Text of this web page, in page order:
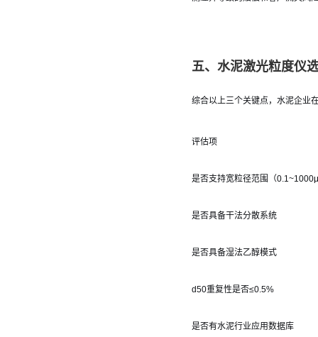
五、水泥激光粒度仪
综合以上三个关键点，水泥企业
评估项
是否支持宽粒径范围（
是否具备干法分散系统
是否具备湿法乙醇模式
d50重复性是否≤0.5%
是否有水泥行业应用数据库